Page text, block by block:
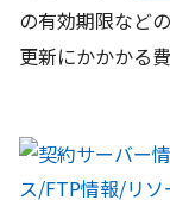
の有効期限など
更新にかかかる